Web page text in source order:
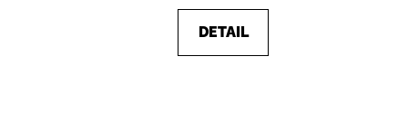
DETAIL